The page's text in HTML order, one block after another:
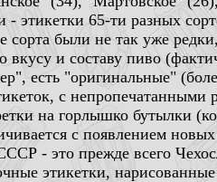
этикетки 65-ти разных
были не так уже
и составу пиво
есть "оригинальные"
с
на горлышко бутылки
с появлением
- это прежде всего
этикетки,